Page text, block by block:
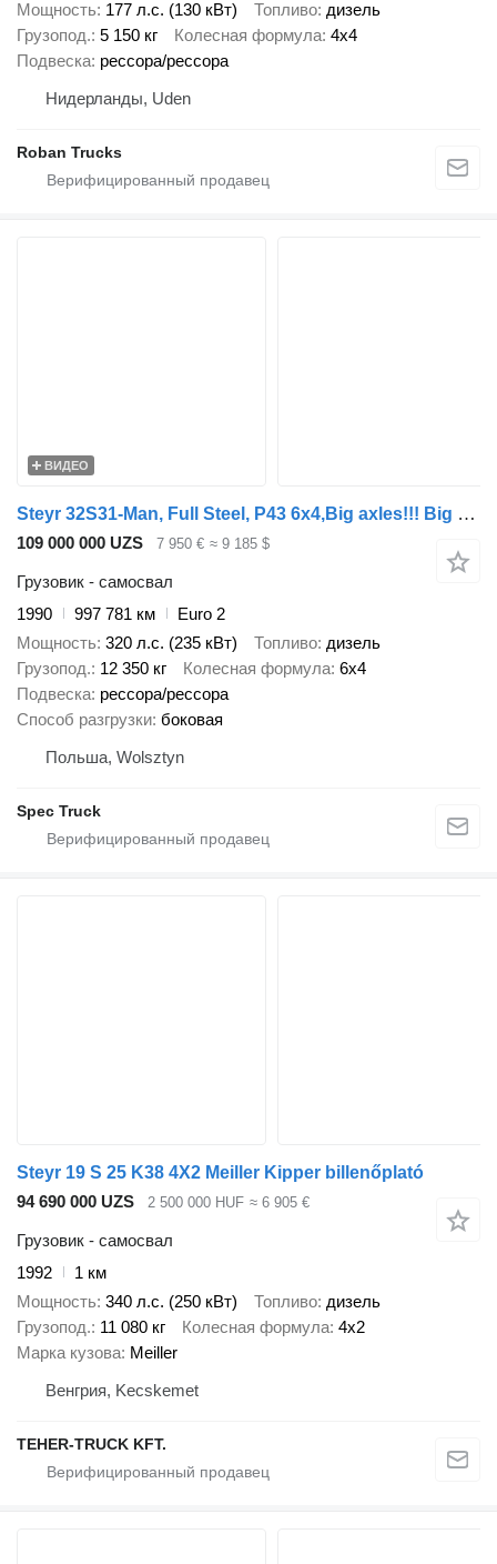
Мощность 177 л.с. (130 кВт) Топливо дизель
Грузопод. 5 150 кг Колесная формула 4x4
Подвеска рессора/рессора
Нидерланды, Uden
Roban Trucks
ВИДЕО
Steyr 32S31-Man, Full Steel, P43 6x4,Big axles!!! Big Tipper
109 000 000 UZS 7 950 € ≈ 9 185 $
Грузовик - самосвал
1990
997 781 км
Euro 2
Мощность 320 л.с. (235 кВт) Топливо дизель
Грузопод. 12 350 кг Колесная формула 6x4
Подвеска рессора/рессора
Способ разгрузки боковая
Польша, Wolsztyn
Spec Truck
Steyr 19 S 25 K38 4X2 Meiller Kipper billenőplató
94 690 000 UZS
2 500 000 HUF ≈ 6 905 €
Грузовик - самосвал
1992
1 км
Мощность 340 л.с. (250 кВт) Топливо дизель
Грузопод. 11 080 кг Колесная формула 4x2
Марка кузова Meiller
Венгрия, Kecskemet
TEHER-TRUCK KFT.